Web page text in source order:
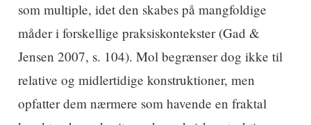
som multiple, idet den skabes på mangfoldige
måder i forskellige praksiskontekster (Gad &
Jensen 2007, s. 104). Mol begrænser dog ikke til
relative og midlertidige konstruktioner, men
opfatter dem nærmere som havende en fraktal